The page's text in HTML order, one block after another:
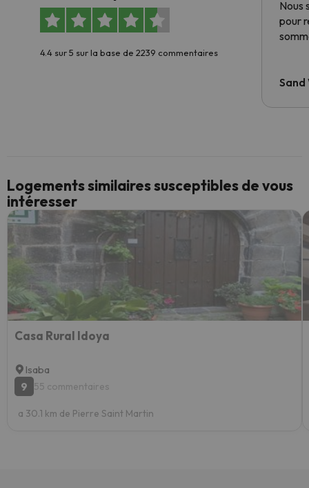
4.4 sur 5 sur la base de 2239 commentaires
Nous
pour
Sand
Logements similaires susceptibles de vous
intéresser
Casa Rural Idoya
Isaba
9
55 commentaires
a 30.1 km de Pierre Saint Martin